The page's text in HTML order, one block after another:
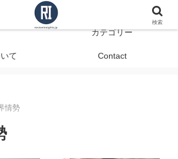
で見る、本当に役立つ商品レビュー
カテゴリー
て Contact
情勢
検索